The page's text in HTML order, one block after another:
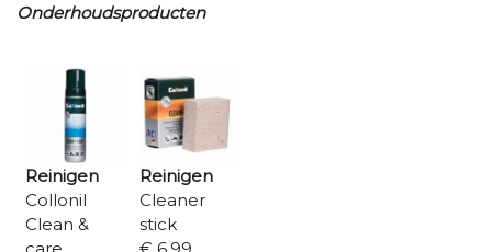
Onderhoudsproducten
Reinigen
Collonil
Clean &
Reinigen
Cleaner
stick